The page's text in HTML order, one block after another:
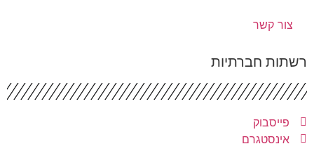
צור קשר
חברתיות
פייסבוק
אינסטגרם